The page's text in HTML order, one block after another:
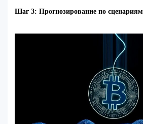
Шаг 3: Прогнозирование по сценариям